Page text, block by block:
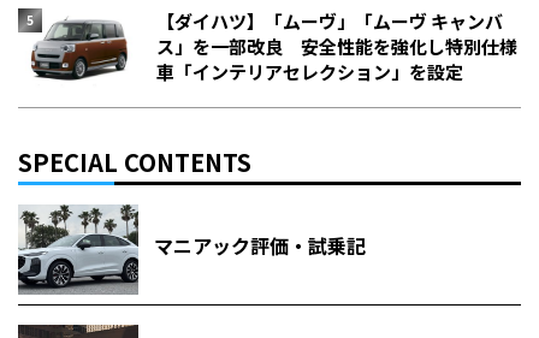
【ダイハツ】「ムーヴ」「ムーヴ キャンバ
ス」を一部改良 安全性能を強化し特別仕様
車「インテリアセレクション」を設定
SPECIAL CONTENTS
マニアック評価・試乗記